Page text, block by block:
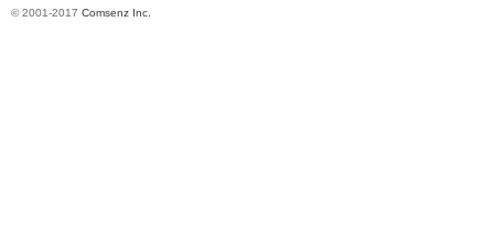
© 2001-2017 Comsenz Inc.